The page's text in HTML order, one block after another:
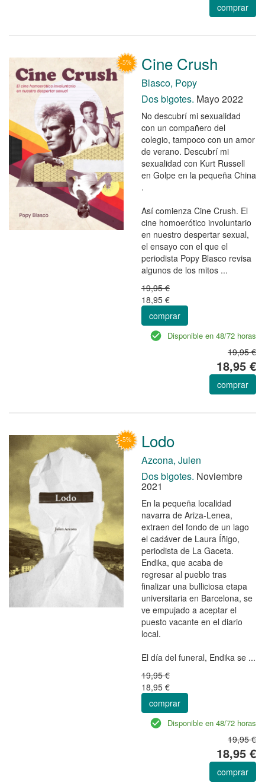
comprar
Cine Crush
Blasco, Popy
Dos bigotes. Mayo 2022
No descubrí mi sexualidad
con un compañero del
colegio, tampoco con un amor
de verano. Descubrí mi
sexualidad con Kurt Russell
en Golpe en la pequeña China
.
Así comienza Cine Crush. El
cine homoerótico involuntario
en nuestro despertar sexual,
el ensayo con el que el
periodista Popy Blasco revisa
algunos de los mitos ...
19,95 €
18,95 €
comprar
Disponible en 48/72 horas
19,95 €
18,95 €
comprar
Lodo
Azcona, Julen
Dos bigotes. Noviembre
2021
En la pequeña localidad
navarra de Ariza-Lenea,
extraen del fondo de un lago
el cadáver de Laura Íñigo,
periodista de La Gaceta.
Endika, que acaba de
regresar al pueblo tras
finalizar una bulliciosa etapa
universitaria en Barcelona, se
ve empujado a aceptar el
puesto vacante en el diario
local.
El día del funeral, Endika se ...
19,95 €
18,95 €
comprar
Disponible en 48/72 horas
19,95 €
18,95 €
comprar